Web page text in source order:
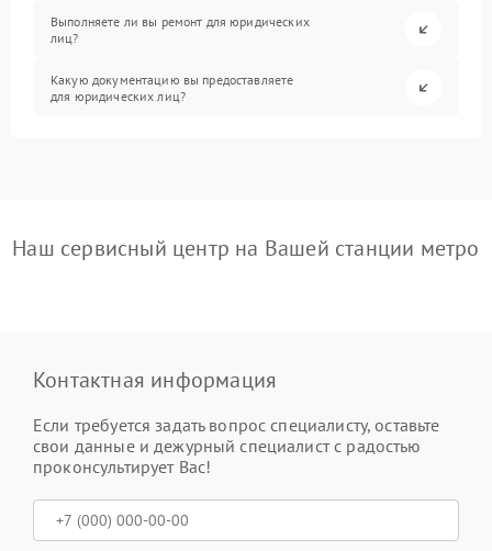
Выполняете ли вы ремонт для юридических
лиц?
Какую документацию вы предоставляете
для юридических лиц?
Наш сервисный центр на Вашей станции метро
Контактная информация
Если требуется задать вопрос специалисту, оставьте
свои данные и дежурный специалист с радостью
проконсультирует Вас!